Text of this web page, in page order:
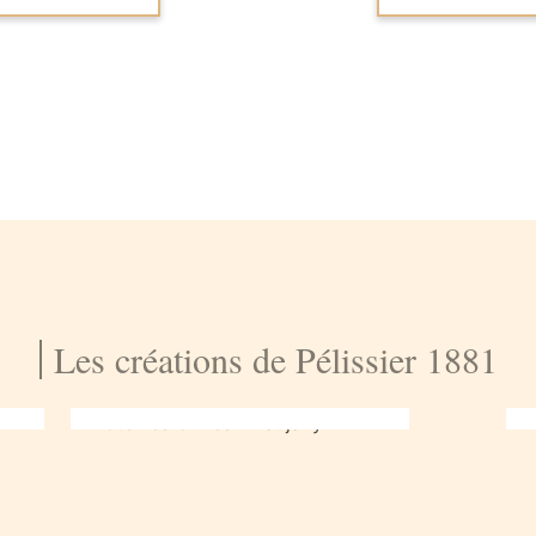
Les créations de Pélissier 1881
Hôtel Les Cimes –